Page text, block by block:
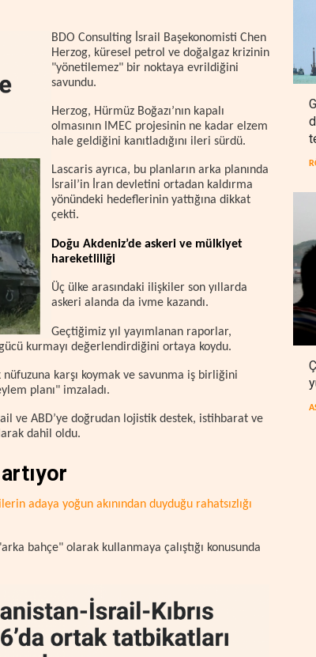
BDO Consulting İsrail Başekonomisti Chen
Herzog, küresel petrol ve doğalgaz krizinin
"yönetilemez" bir noktaya evrildiğini
savundu.
Herzog, Hürmüz Boğazı’nın kapalı
olmasının IMEC projesinin ne kadar elzem
hale geldiğini kanıtladığını ileri sürdü.
Lascaris ayrıca, bu planların arka planında
İsrail’in İran devletini ortadan kaldırma
yönündeki hedeflerinin yattığına dikkat
çekti.
Doğu Akdeniz’de askeri ve mülkiyet
hareketliliği
Üç ülke arasındaki ilişkiler son yıllarda
askeri alanda da ivme kazandı.
Geçtiğimiz yıl yayımlanan raporlar,
kurmayı değerlendirdiğini ortaya koydu.
nüfuzuna karşı koymak ve savunma iş birliğini
planı" imzaladı.
ve ABD’ye doğrudan lojistik destek, istihbarat ve
dahil oldu.
adaya yoğun akınından duyduğu rahatsızlığı
bahçe" olarak kullanmaya çalıştığı konusunda